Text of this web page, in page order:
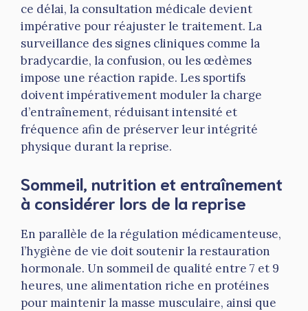
ce délai, la consultation médicale devient
impérative pour réajuster le traitement. La
surveillance des signes cliniques comme la
bradycardie, la confusion, ou les œdèmes
impose une réaction rapide. Les sportifs
doivent impérativement moduler la charge
d’entraînement, réduisant intensité et
fréquence afin de préserver leur intégrité
physique durant la reprise.
Sommeil, nutrition et entraînement
à considérer lors de la reprise
En parallèle de la régulation médicamenteuse,
l’hygiène de vie doit soutenir la restauration
hormonale. Un sommeil de qualité entre 7 et 9
heures, une alimentation riche en protéines
pour maintenir la masse musculaire, ainsi que